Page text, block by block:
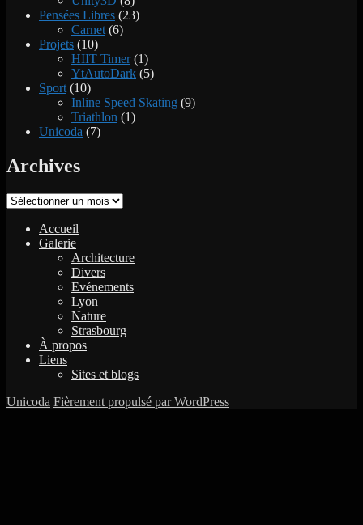
Pensées Libres (23)
Carnet (6)
Projets (10)
HIIT Timer(1)
YtAutoDark (5)
Sport (10)
Inline Speed Skating (9)
Triathlon (1)
Unicoda (7)
Archives
Archives
Accueil
Galerie
Architecture
Divers
Evénements
Lyon
Nature
Strasbourg
À propos
Liens
Sites et blogs
Unicoda Fièrement propulsé par WordPress